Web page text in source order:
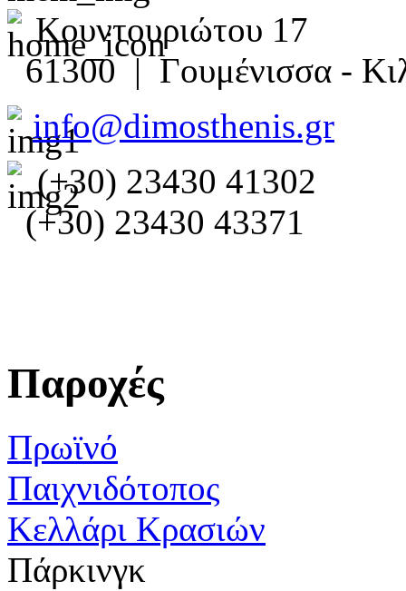
Κουντουριώτου 17
61300 | Γουμένισσα -
info@dimosthenis.gr
(+30) 23430 41302
(+30) 23430 43371
Παροχές
Πρωϊνό
Παιχνιδότοπος
Κελλάρι Κρασιών
Πάρκινγκ